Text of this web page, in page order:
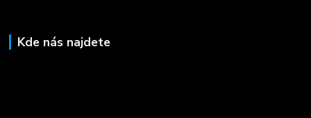
Kde nás najdete